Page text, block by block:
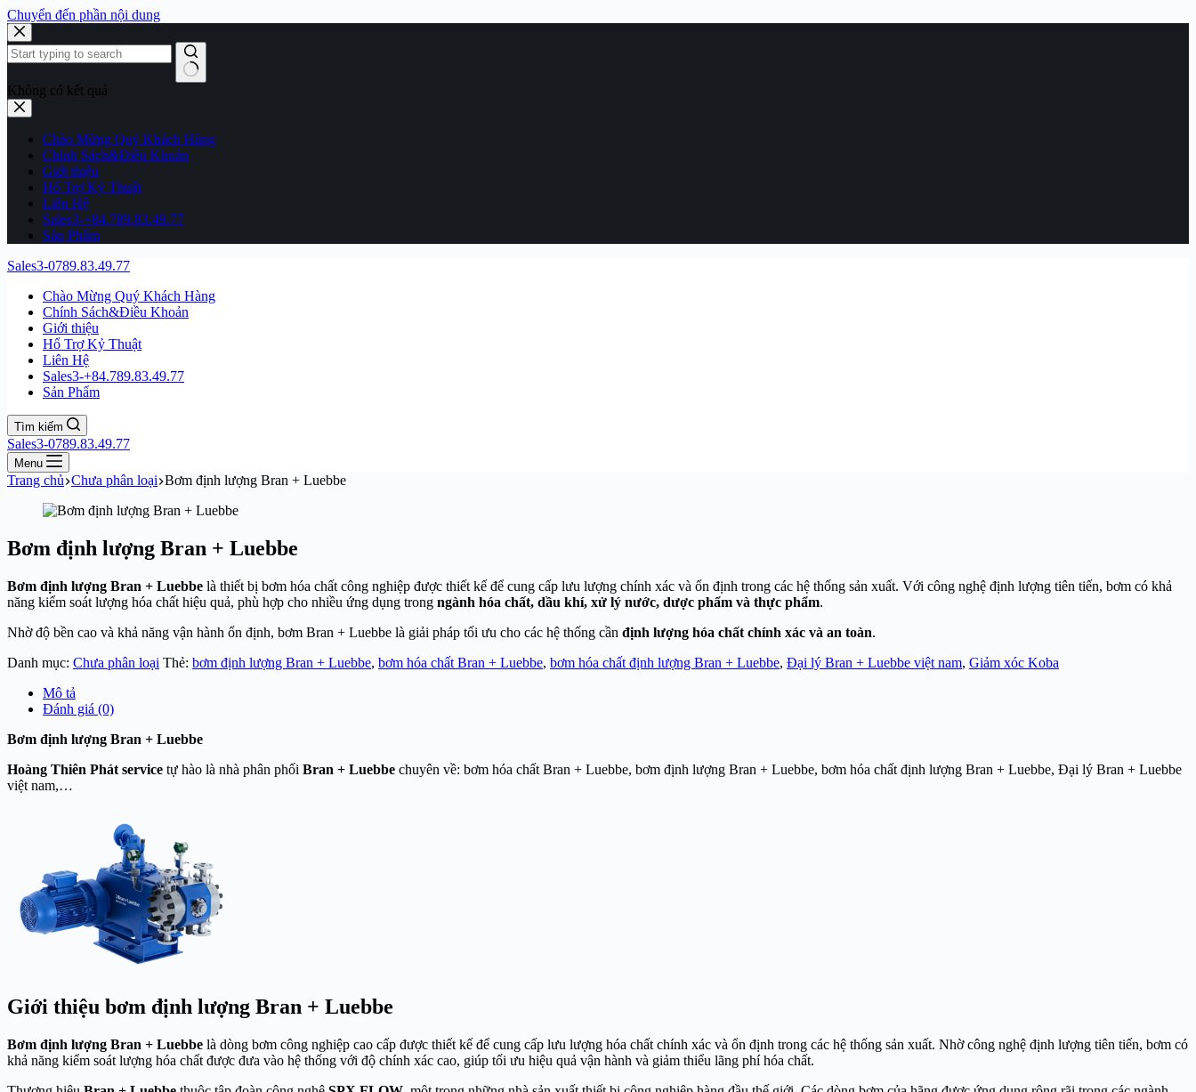
Chuyển đến phần nội dung
Không có kết quả
Chào Mừng Quý Khách Hàng
Chính Sách&Điều Khoản
Giới thiệu
Hổ Trợ Kỷ Thuật
Liên Hệ
Sales3-+84.789.83.49.77
Sản Phẩm
Sales3-0789.83.49.77
Chào Mừng Quý Khách Hàng
Chính Sách&Điều Khoản
Giới thiệu
Hổ Trợ Kỷ Thuật
Liên Hệ
Sales3-+84.789.83.49.77
Sản Phẩm
Tìm kiếm
Sales3-0789.83.49.77
Menu
Trang chủ Chưa phân loại Bơm định lượng Bran + Luebbe
Bơm định lượng Bran + Luebbe
Bơm định lượng Bran + Luebbe là thiết bị bơm hóa chất công nghiệp được thiết kế để cung cấp lưu lượng chính xác và ổn định trong các hệ thống sản xuất. Với công nghệ định lượng tiên tiến, bơm có khả
năng kiểm soát lượng hóa chất hiệu quả, phù hợp cho nhiều ứng dụng trong ngành hóa chất, dầu khí, xử lý nước, dược phẩm và thực phẩm.
Nhờ độ bền cao và khả năng vận hành ổn định, bơm Bran + Luebbe là giải pháp tối ưu cho các hệ thống cần định lượng hóa chất chính xác và an toàn.
Danh mục: Chưa phân loại Thẻ: bơm định lượng Bran + Luebbe, bơm hóa chất Bran + Luebbe, bơm hóa chất định lượng Bran + Luebbe, Đại lý Bran + Luebbe việt nam, Giảm xóc Koba
Mô tả
Đánh giá (0)
Bơm định lượng Bran + Luebbe
Hoàng Thiên Phát service tự hào là nhà phân phối Bran + Luebbe chuyên về: bơm hóa chất Bran + Luebbe, bơm định lượng Bran + Luebbe, bơm hóa chất định lượng Bran + Luebbe, Đại lý Bran + Luebbe
việt nam,…
Giới thiệu bơm định lượng Bran + Luebbe
Bơm định lượng Bran + Luebbe là dòng bơm công nghiệp cao cấp được thiết kế để cung cấp lưu lượng hóa chất chính xác và ổn định trong các hệ thống sản xuất. Nhờ công nghệ định lượng tiên tiến, bơm có
khả năng kiểm soát lượng hóa chất được đưa vào hệ thống với độ chính xác cao, giúp tối ưu hiệu quả vận hành và giảm thiểu lãng phí hóa chất.